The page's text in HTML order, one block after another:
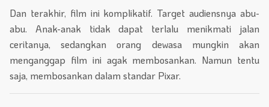
Dan terakhir, film ini komplikatif. Target audiensnya abu-
abu. Anak-anak tidak dapat terlalu menikmati jalan
ceritanya, sedangkan orang dewasa mungkin akan
menganggap film ini agak membosankan. Namun tentu
saja, membosankan dalam standar Pixar.